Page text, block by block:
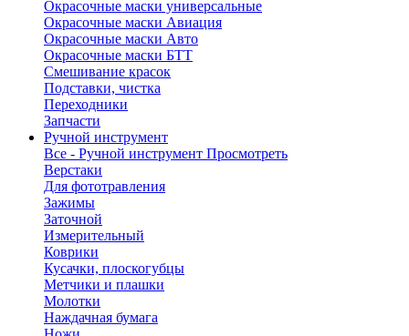
Окрасочные маски универсальные
Окрасочные маски Авиация
Окрасочные маски Авто
Окрасочные маски БТТ
Смешивание красок
Подставки, чистка
Переходники
Запчасти
Ручной инструмент
Все - Ручной инструмент Просмотреть
Верстаки
Для фототравления
Зажимы
Заточной
Измерительный
Коврики
Кусачки, плоскогубцы
Метчики и плашки
Молотки
Наждачная бумага